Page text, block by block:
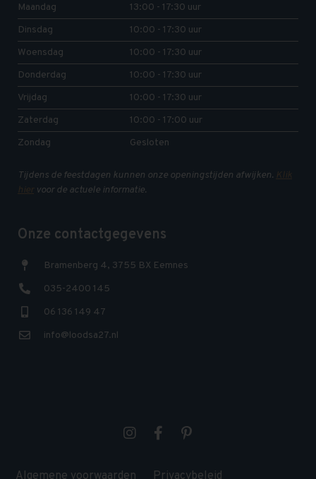
Maandag
13:00 - 17:30 uur
Dinsdag
10:00 - 17:30 uur
Woensdag
10:00 - 17:30 uur
Donderdag
10:00 - 17:30 uur
Vrijdag
10:00 - 17:30 uur
Zaterdag
10:00 - 17:00 uur
Zondag
Gesloten
Tijdens de feestdagen kunnen onze openingstijden afwijken. Klik
hiervoor de actuele informatie.
Onze contactgegevens
Bramenberg 4, 3755 BX Eemnes
035-2400 145
06 136 149 47
info@loodsa27.nl
Algemene voorwaarden Privacybeleid